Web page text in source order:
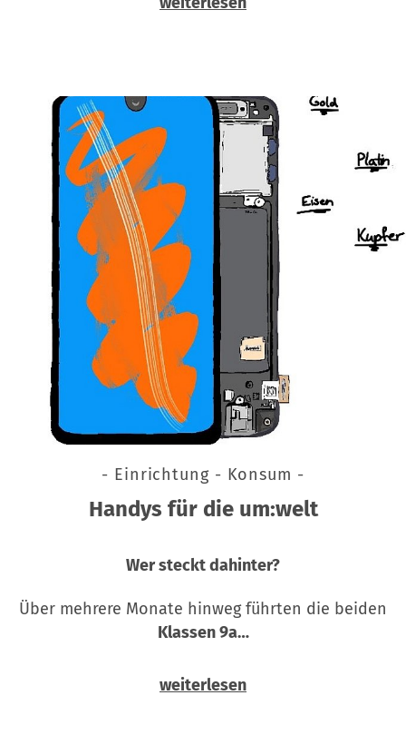
- Einrichtung - Konsum -
Handys für die um:welt
Wer steckt dahinter?
Über mehrere Monate hinweg führten die beiden
Klassen 9a…
weiterlesen